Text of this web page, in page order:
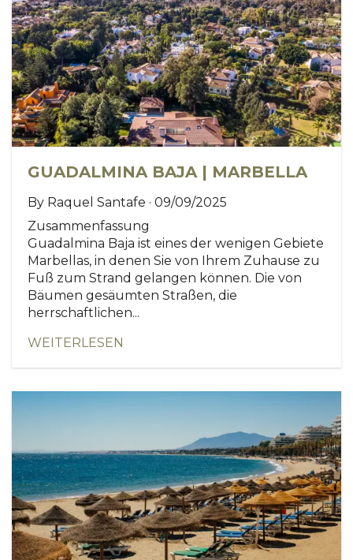
GUADALMINA BAJA | MARBELLA
By Raquel Santafe · 09/09/2025
Zusammenfassung
Guadalmina Baja ist eines der wenigen Gebiete
Marbellas, in denen Sie von Ihrem Zuhause zu
Fuß zum Strand gelangen können. Die von
Bäumen gesäumten Straßen, die
herrschaftlichen...
WEITERLESEN